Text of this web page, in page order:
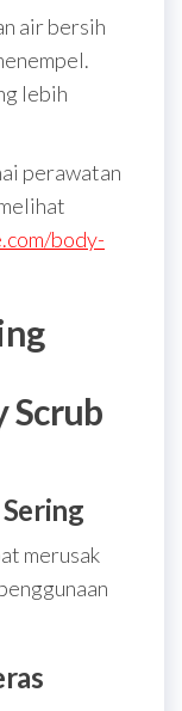
air bersih
lebih
perawatan
body-
Scrub
merusak